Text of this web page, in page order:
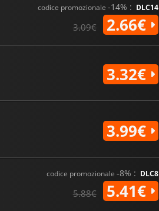
codice promozionale -14% : DLC14
3.09€ 2.66€
3.32€
3.99€
codice promozionale -8% : DLC8
5.88€ 5.41€